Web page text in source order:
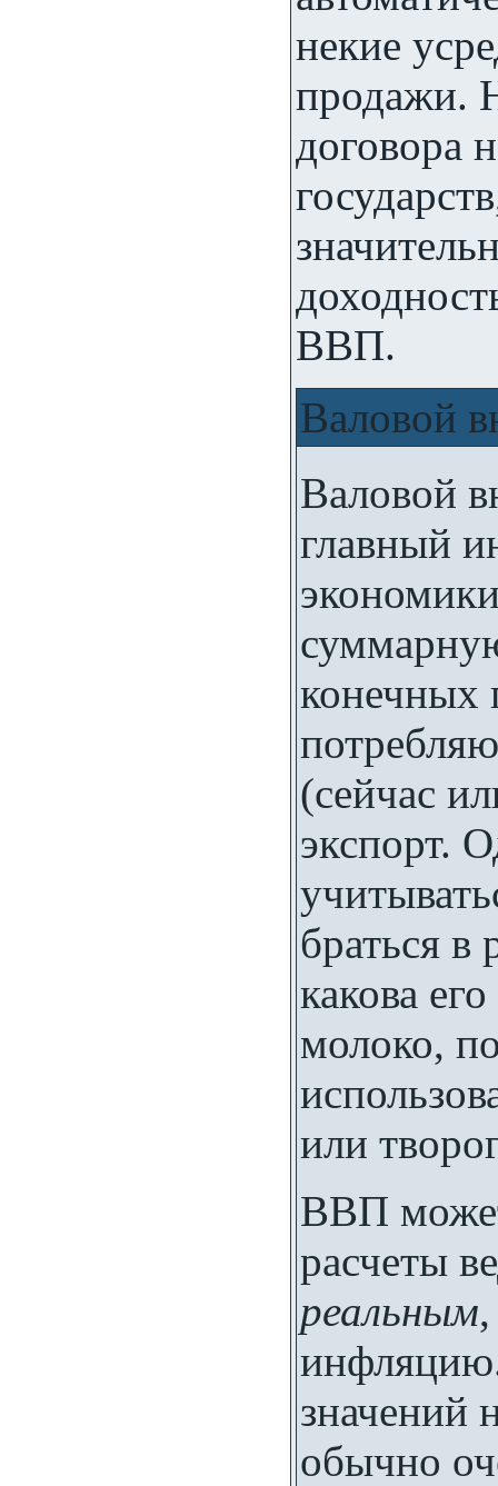
некие
продажи.
договора
ВВП.
Валовой
Валовой
главный
конечных
(сейчас
экспорт.
браться в
какова
молоко,
или
ВВП
расчеты
реальным
значений
обычно